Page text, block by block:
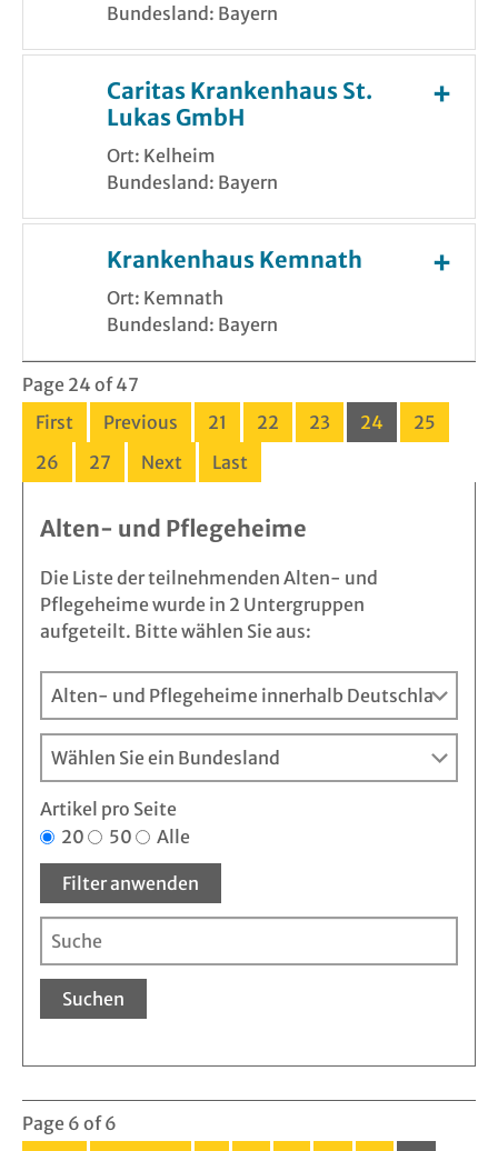
Bundesland: Bayern
Caritas Krankenhaus St.
Lukas GmbH
Ort: Kelheim
Bundesland: Bayern
Krankenhaus Kemnath
Ort: Kemnath
Bundesland: Bayern
Page 24 of 47
First
Previous 21 22 23 24
25
26
27 Next Last
Alten- und Pflegeheime
Die Liste der teilnehmenden Alten- und
Pflegeheime wurde in 2 Untergruppen
aufgeteilt. Bitte wählen Sie aus:
Artikel pro Seite
20
50 Alle
Filter anwenden
Suchen
Page 6 of 6